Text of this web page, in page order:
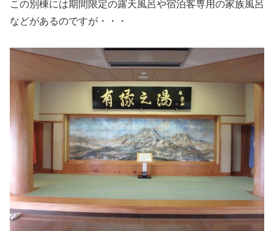
この別棟には期間限定の露天風呂や宿泊客専用の家族風呂
などがあるのですが・・・